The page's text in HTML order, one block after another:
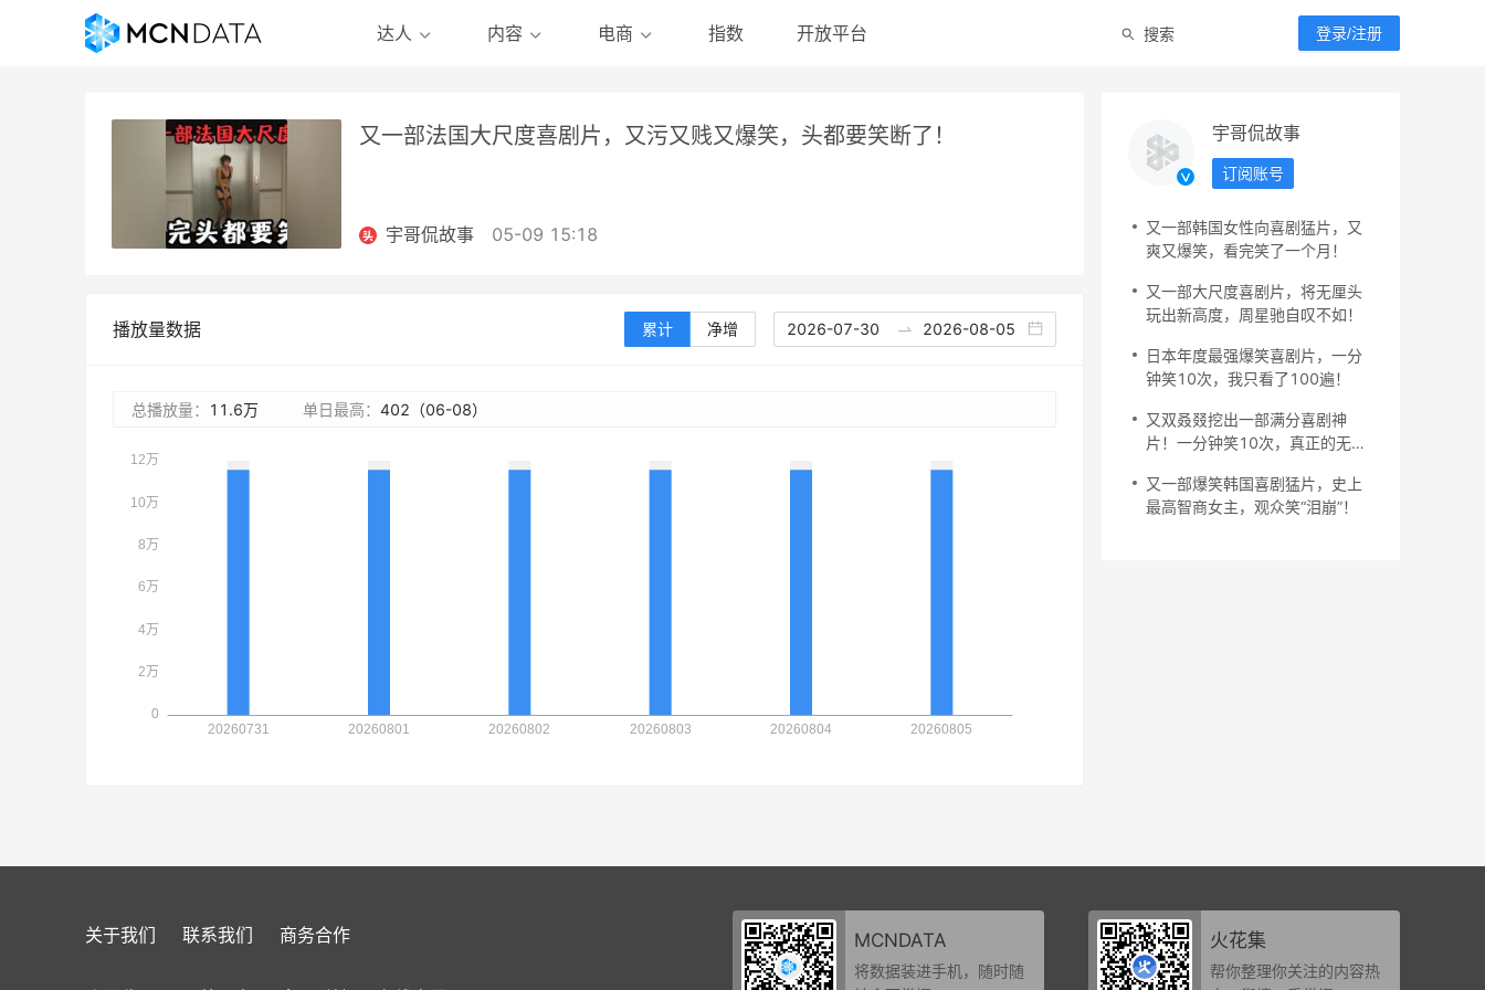
达人 内容 电商 指数 开放平台 搜索 登录/注册
又一部法国大尺度喜剧片，又污又贱又爆笑，头都要笑断了！
宇哥侃故事 05-09 15:18
播放量数据 累计 净增 2026-07-30 2026-08-05
总播放量： 11.6万 单日最高： 402 （06-08）
宇哥侃故事
订阅账号
又一部韩国女性向喜剧猛片，又
爽又爆笑，看完笑了一个月！
又一部大尺度喜剧片，将无厘头
玩出新高度，周星驰自叹不如！
日本年度最强爆笑喜剧片，一分
钟笑10次，我只看了100遍！
又双叒叕挖出一部满分喜剧神
片！一分钟笑10次，真正的无冕
又一部爆笑韩国喜剧猛片，史上
最高智商女主，观众笑“泪崩”！
关于我们 联系我们 商务合作 MCNDATA
将数据装进手机，随时随
火花集
帮你整理你关注的内容热